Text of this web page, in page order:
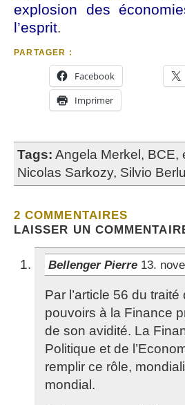
explosion des
l’esprit.
PARTAGER :
Facebook
Imprimer
Tags: Angela Merkel , BCE,
Nicolas Sarkozy, Silvio
2 COMMENTAIRES
LAISSER UN
Bellenger Pierre 13.
Par l’article 56 du
pouvoirs à la Finance
de son avidité. La
Politique et de
remplir ce rôle,
mondial.